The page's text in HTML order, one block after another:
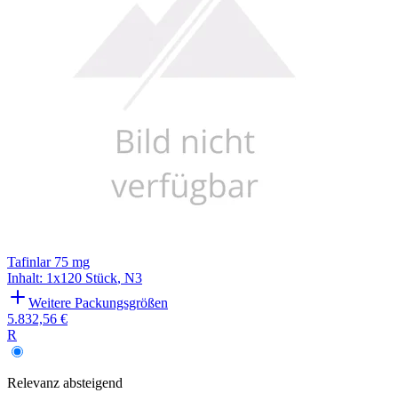
Tafinlar 75 mg
Inhalt: 1x120 Stück, N3
Weitere Packungsgrößen
5.832,56 €
R
Relevanz absteigend